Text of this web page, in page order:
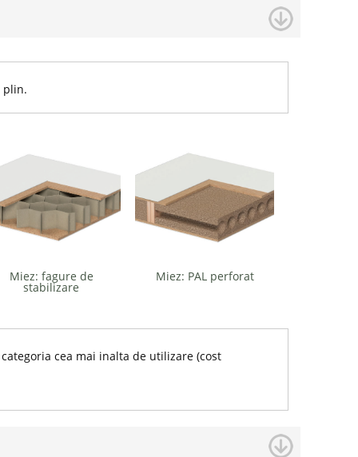
plin.
Miez: PAL perforat
Miez: fagure de
stabilizare
cea mai inalta de utilizare (cost